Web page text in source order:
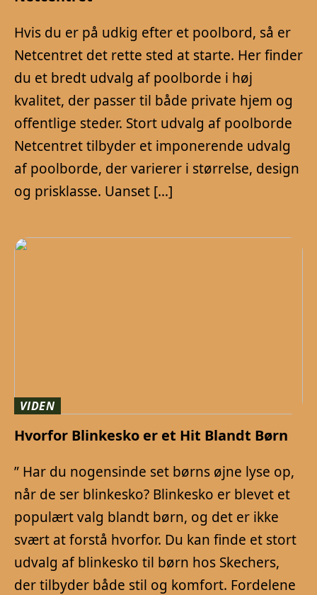
Hvis du er på udkig efter et poolbord, så er
Netcentret det rette sted at starte. Her finder
du et bredt udvalg af poolborde i høj
kvalitet, der passer til både private hjem og
offentlige steder. Stort udvalg af poolborde
Netcentret tilbyder et imponerende udvalg
af poolborde, der varierer i størrelse, design
og prisklasse. Uanset […]
VIDEN
Hvorfor Blinkesko er et Hit Blandt Børn
” Har du nogensinde set børns øjne lyse op,
når de ser blinkesko? Blinkesko er blevet et
populært valg blandt børn, og det er ikke
svært at forstå hvorfor. Du kan finde et stort
udvalg af blinkesko til børn hos Skechers,
der tilbyder både stil og komfort. Fordelene